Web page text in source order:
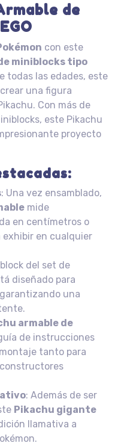
de
con este
miniblocks tipo
todas las edades, este
una figura
Con más de
este Pikachu
proyecto
: Una vez ensamblado,
mide
en centímetros o
en cualquier
del set de
diseñado para
una
armable de
de instrucciones
tanto para
: Además de ser
Pikachu gigante
llamativa a